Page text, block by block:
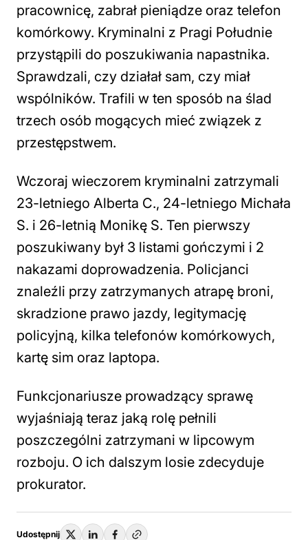
pracownicę, zabrał pieniądze oraz telefon
komórkowy. Kryminalni z Pragi Południe
przystąpili do poszukiwania napastnika.
Sprawdzali, czy działał sam, czy miał
wspólników. Trafili w ten sposób na ślad
trzech osób mogących mieć związek z
przestępstwem.
Wczoraj wieczorem kryminalni zatrzymali
23-letniego Alberta C., 24-letniego Michała
S. i 26-letnią Monikę S. Ten pierwszy
poszukiwany był 3 listami gończymi i 2
nakazami doprowadzenia. Policjanci
znaleźli przy zatrzymanych atrapę broni,
skradzione prawo jazdy, legitymację
policyjną, kilka telefonów komórkowych,
kartę sim oraz laptopa.
Funkcjonariusze prowadzący sprawę
wyjaśniają teraz jaką rolę pełnili
poszczególni zatrzymani w lipcowym
rozboju. O ich dalszym losie zdecyduje
prokurator.
Udostępnij